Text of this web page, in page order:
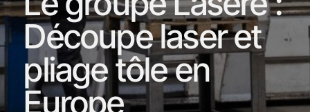
Découpe laser et
pliage tôle en
Europe